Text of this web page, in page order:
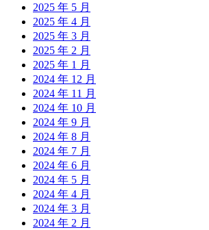
2025 年 5 月
2025 年 4 月
2025 年 3 月
2025 年 2 月
2025 年 1 月
2024 年 12 月
2024 年 11 月
2024 年 10 月
2024 年 9 月
2024 年 8 月
2024 年 7 月
2024 年 6 月
2024 年 5 月
2024 年 4 月
2024 年 3 月
2024 年 2 月